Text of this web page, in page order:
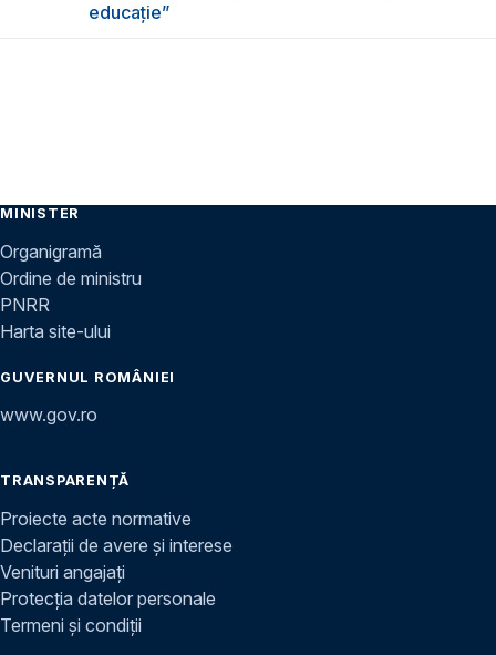
educație”
MINISTER
Organigramă
Ordine de ministru
PNRR
Harta site-ului
GUVERNUL ROMÂNIEI
www.gov.ro
TRANSPARENȚĂ
Proiecte acte normative
Declarații de avere și interese
Venituri angajați
Protecția datelor personale
Termeni și condiții